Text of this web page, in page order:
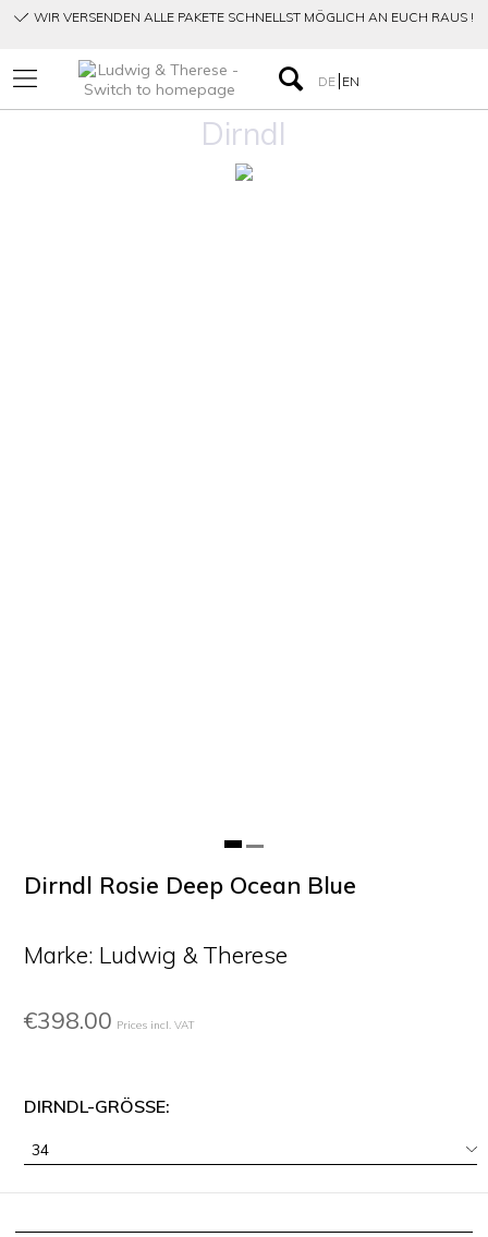
WIR VERSENDEN ALLE PAKETE SCHNELLST MÖGLICH AN EUCH RAUS !
DE EN
Dirndl
Dirndl Rosie Deep Ocean Blue
Marke: Ludwig & Therese
€398.00 Prices incl. VAT
DIRNDL-GRÖSSE:
34